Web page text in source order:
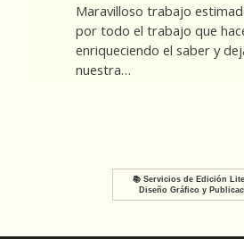
Maravilloso trabajo
por todo el trabajo que
enriqueciendo el saber y
nuestra…
📚 Servicios de Edición
Diseño Gráfico y